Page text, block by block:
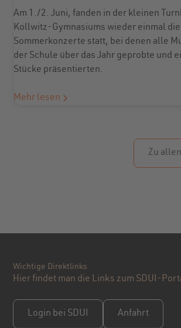
Am 1./2. Juni, fanden in der kleinen
Kollwitz-Gymnasiums wieder einmal
Sommerkonzerte statt, bei denen alle
der Schule über das Jahr geprobte und
Stücke präsentierten.
Mehr lesen
Zu
Wichtige Direktlinks
Hier findet man die Links zum SDUI-
Login bei SDUI Anfahrt